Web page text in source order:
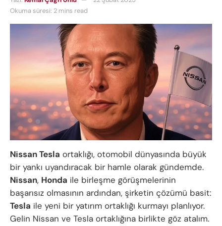
Okuma süresi: 2 mins read
Nissan Tesla ortaklığı, otomobil dünyasında büyük
bir yankı uyandıracak bir hamle olarak gündemde.
Nissan, Honda ile birleşme görüşmelerinin
başarısız olmasının ardından, şirketin çözümü basit:
Tesla ile yeni bir yatırım ortaklığı kurmayı planlıyor.
Gelin Nissan ve Tesla ortaklığına birlikte göz atalım.